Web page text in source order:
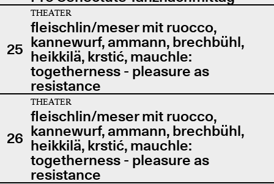
25
THEATER
fleischlin/meser mit ruocco,
kannewurf, ammann, brechbühl,
heikkilä, krstić, mauchle:
togetherness - pleasure as
resistance
26
THEATER
fleischlin/meser mit ruocco,
kannewurf, ammann, brechbühl,
heikkilä, krstić, mauchle:
togetherness - pleasure as
resistance